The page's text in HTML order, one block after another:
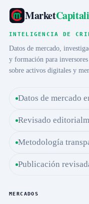
Market
INTELIGENCIA DE
Datos de mercado,
y formación para inversores
sobre activos digitales y
Datos de mercado
Revisado
Metodología
Publicación
MERCADOS